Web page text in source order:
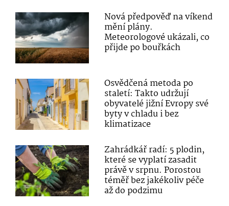
Nová předpověď na víkend
mění plány.
Meteorologové ukázali, co
přijde po bouřkách
Osvědčená metoda po
staletí: Takto udržují
obyvatelé jižní Evropy své
byty v chladu i bez
klimatizace
Zahrádkář radí: 5 plodin,
které se vyplatí zasadit
právě v srpnu. Porostou
téměř bez jakékoliv péče
až do podzimu